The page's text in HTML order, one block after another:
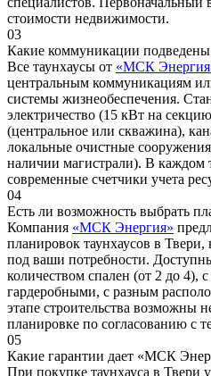
стоимости недвижимости.
03
Какие коммуникации подведены
Все таунхаусы от «МСК
центральным коммуникациям
системы жизнеобеспечения.
электричество (15 кВт на
(центральное или скважина),
локальные очистные
наличии магистрали). В каждом
современные счетчики учета
04
Есть ли возможность выбрать
Компания «МСК Энергия»
планировок таунхаусов в
под ваши потребности.
количеством спален (от 2 до 4),
гардеробными, с разным
этапе строительства возможны
планировке по согласованию с
05
Какие гарантии дает «МСК
При покупке таунхауса в Твери у